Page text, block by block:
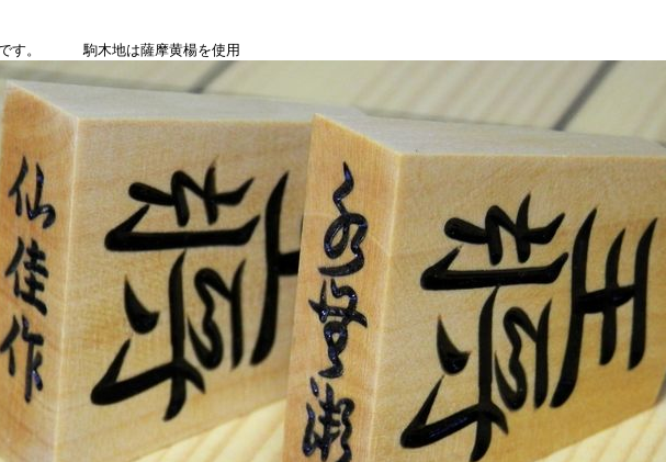
です。 駒木地は薩摩黄楊を使用